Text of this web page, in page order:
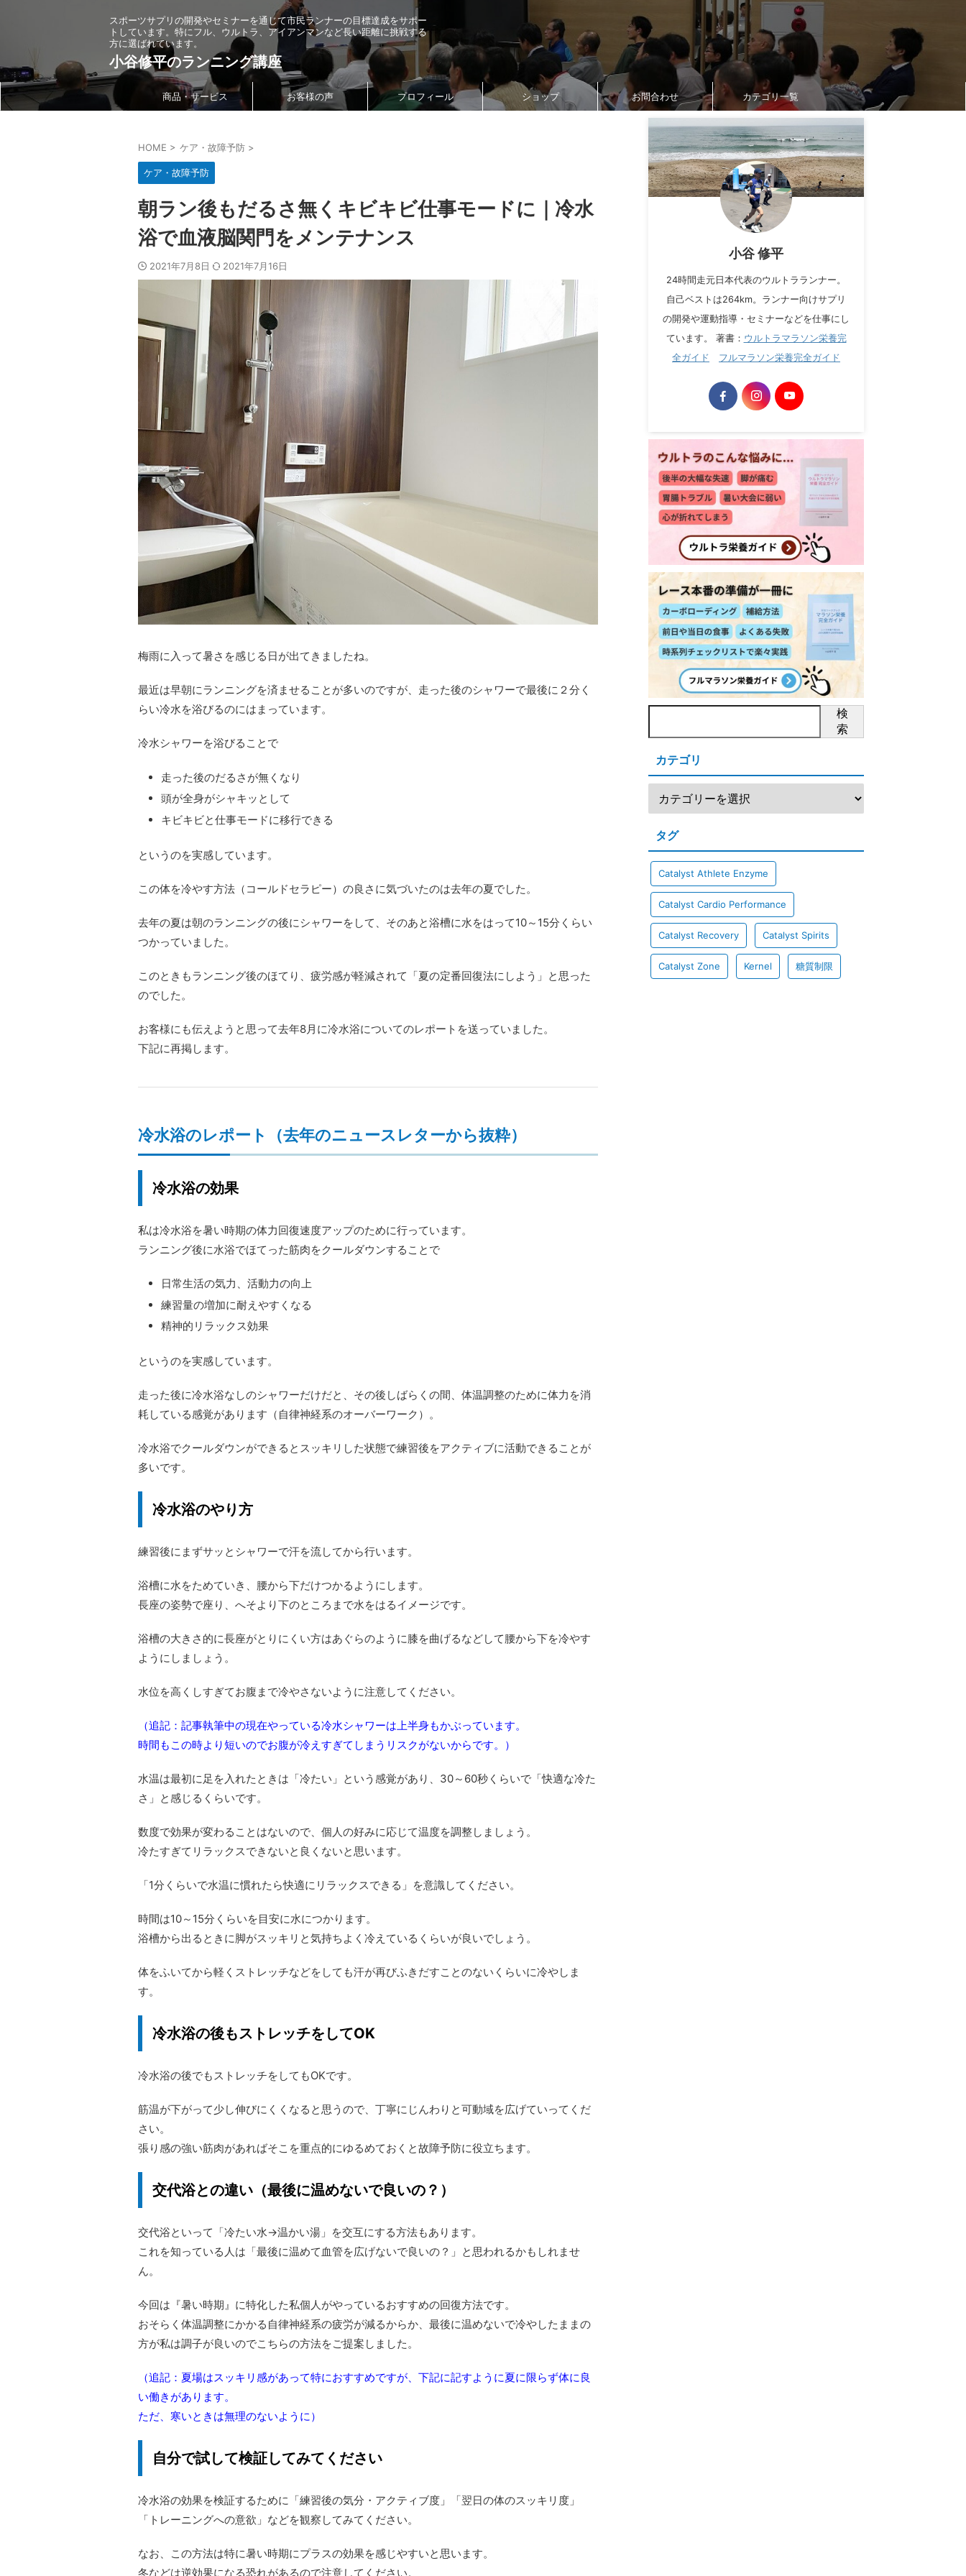
スポーツサプリの開発やセミナーを通じて市民ランナーの目標達成をサポー
トしています。特にフル、ウルトラ、アイアンマンなど長い距離に挑戦する
方に選ばれています。
小谷修平のランニング講座
商品・サービス お客様の声 プロフィール ショップ お問合わせ カテゴリ一覧
HOME > ケア・故障予防 >
ケア・故障予防
朝ラン後もだるさ無くキビキビ仕事モードに｜冷水
浴で血液脳関門をメンテナンス
2021年7月8日 2021年7月16日
梅雨に入って暑さを感じる日が出てきましたね。
最近は早朝にランニングを済ませることが多いのですが、走った後のシャワーで最後に２分く
らい冷水を浴びるのにはまっています。
冷水シャワーを浴びることで
走った後のだるさが無くなり
頭が全身がシャキッとして
キビキビと仕事モードに移行できる
というのを実感しています。
この体を冷やす方法（コールドセラピー）の良さに気づいたのは去年の夏でした。
去年の夏は朝のランニングの後にシャワーをして、そのあと浴槽に水をはって10～15分くらい
つかっていました。
このときもランニング後のほてり、疲労感が軽減されて「夏の定番回復法にしよう」と思った
のでした。
お客様にも伝えようと思って去年8月に冷水浴についてのレポートを送っていました。
下記に再掲します。
冷水浴のレポート（去年のニュースレターから抜粋）
冷水浴の効果
私は冷水浴を暑い時期の体力回復速度アップのために行っています。
ランニング後に水浴でほてった筋肉をクールダウンすることで
日常生活の気力、活動力の向上
練習量の増加に耐えやすくなる
精神的リラックス効果
というのを実感しています。
走った後に冷水浴なしのシャワーだけだと、その後しばらくの間、体温調整のために体力を消
耗している感覚があります（自律神経系のオーバーワーク）。
冷水浴でクールダウンができるとスッキリした状態で練習後をアクティブに活動できることが
多いです。
冷水浴のやり方
練習後にまずサッとシャワーで汗を流してから行います。
浴槽に水をためていき、腰から下だけつかるようにします。
長座の姿勢で座り、へそより下のところまで水をはるイメージです。
浴槽の大きさ的に長座がとりにくい方はあぐらのように膝を曲げるなどして腰から下を冷やす
ようにしましょう。
水位を高くしすぎてお腹まで冷やさないように注意してください。
（追記：記事執筆中の現在やっている冷水シャワーは上半身もかぶっています。
時間もこの時より短いのでお腹が冷えすぎてしまうリスクがないからです。）
水温は最初に足を入れたときは「冷たい」という感覚があり、30～60秒くらいで「快適な冷た
さ」と感じるくらいです。
数度で効果が変わることはないので、個人の好みに応じて温度を調整しましょう。
冷たすぎてリラックスできないと良くないと思います。
「1分くらいで水温に慣れたら快適にリラックスできる」を意識してください。
時間は10～15分くらいを目安に水につかります。
浴槽から出るときに脚がスッキリと気持ちよく冷えているくらいが良いでしょう。
体をふいてから軽くストレッチなどをしても汗が再びふきだすことのないくらいに冷やしま
す。
冷水浴の後もストレッチをしてOK
冷水浴の後でもストレッチをしてもOKです。
筋温が下がって少し伸びにくくなると思うので、丁寧にじんわりと可動域を広げていってくだ
さい。
張り感の強い筋肉があればそこを重点的にゆるめておくと故障予防に役立ちます。
交代浴との違い（最後に温めないで良いの？）
交代浴といって「冷たい水→温かい湯」を交互にする方法もあります。
これを知っている人は「最後に温めて血管を広げないで良いの？」と思われるかもしれませ
ん。
今回は『暑い時期』に特化した私個人がやっているおすすめの回復方法です。
おそらく体温調整にかかる自律神経系の疲労が減るからか、最後に温めないで冷やしたままの
方が私は調子が良いのでこちらの方法をご提案しました。
（追記：夏場はスッキリ感があって特におすすめですが、下記に記すように夏に限らず体に良
い働きがあります。
ただ、寒いときは無理のないように）
自分で試して検証してみてください
冷水浴の効果を検証するために「練習後の気分・アクティブ度」「翌日の体のスッキリ度」
「トレーニングへの意欲」などを観察してみてください。
なお、この方法は特に暑い時期にプラスの効果を感じやすいと思います。
冬などは逆効果になる恐れがあるので注意してください。
小谷 修平
24時間走元日本代表のウルトラランナー。
自己ベストは264km。ランナー向けサプリ
の開発や運動指導・セミナーなどを仕事にし
ています。 著書： ウルトラマラソン栄養完
全ガイド
フルマラソン栄養完全ガイド
検
索
カテゴリ
タグ
Catalyst Athlete Enzyme
Catalyst Cardio Performance
Catalyst Recovery Catalyst Spirits
Catalyst Zone Kernel 糖質制限